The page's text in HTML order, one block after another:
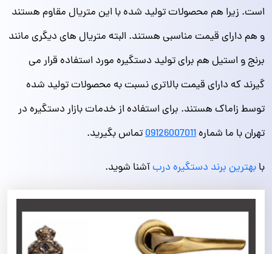
است. زیرا هم محصولات تولید شده با این متریال مقاوم هستند
و هم دارای قیمت مناسبی هستند. البته متریال های دیگری مانند
برنج و استیل هم برای تولید دستگیره مورد استفاده قرار می
گیرند که دارای قیمت بالاتری نسبت به محصولات تولید شده
توسط زاماک هستند. برای استفاده از خدمات بازار دستگیره در
تهران با ما شماره09126007011تماس بگیرید.
بابهترین برند دستگیره دربآشنا شوید.